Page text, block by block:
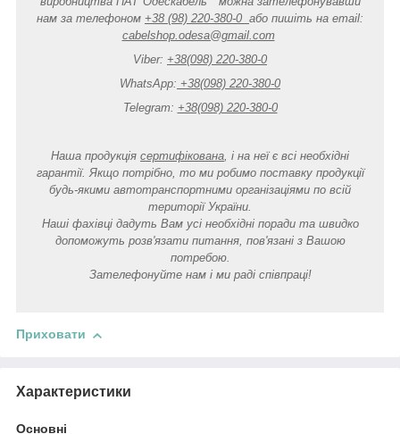
нам за телефоном +38 (98) 220-380-0 або пишіть на email:
cabelshop.odesa@gmail.com
Viber: +38(098) 220-380-0
WhatsApp: +38(098) 220-380-0
Telegram: +38(098) 220-380-0
Наша продукція сертифікована, і на неї є всі необхідні
гарантії. Якщо потрібно, то ми робимо поставку продукції
будь-якими автотранспортними організаціями по всій
території України.
Наші фахівці дадуть Вам усі необхідні поради та швидко
допоможуть розв'язати питання, пов'язані з Вашою
потребою.
Зателефонуйте нам і ми раді співпраці!
Приховати
Характеристики
Основні